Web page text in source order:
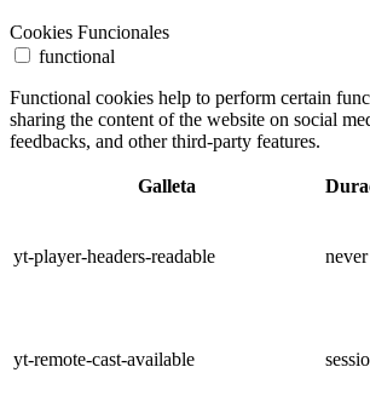
Cookies Funcionales
functional
Functional cookies help to perform certain
sharing the content of the website on social
feedbacks, and other third-party features.
Galleta
yt-player-headers-readable never
yt-remote-cast-available